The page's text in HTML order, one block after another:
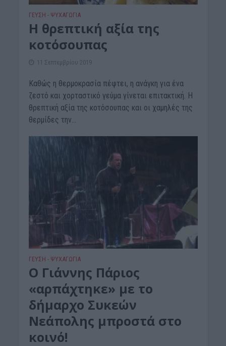
ΓΕΎΣΗ - ΨΥΧΑΓΩΓΊΑ
Η θρεπτική αξία της
κοτόσουπας
11 Σεπτεμβρίου 2019
Καθώς η θερμοκρασία πέφτει, η ανάγκη για ένα
ζεστό και χορταστικό γεύμα γίνεται επιτακτική. Η
θρεπτική αξία της κοτόσουπας και οι χαμηλές της
θερμίδες την...
ΓΕΎΣΗ - ΨΥΧΑΓΩΓΊΑ
Ο Γιάννης Πάριος
«αρπάχτηκε» με το
δήμαρχο Συκεών
Νεάπολης μπροστά στο
κοινό!